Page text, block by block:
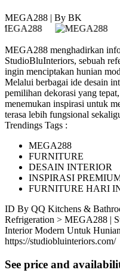
MEGA288 | By BK
MEGA288 menghadirkan
StudioBluInteriors, sebuah
ingin menciptakan hunian
Melalui berbagai ide desain
pemilihan dekorasi yang
menemukan inspirasi untuk
terasa lebih fungsional
Trendings Tags :
MEGA288
FURNITURE
DESAIN INTERIOR
INSPIRASI
FURNITURE HARI
ID By QQ Kitchens &
Refrigeration > MEGA288 |
Interior Modern Untuk
https://studiobluinteriors.com/
See price and